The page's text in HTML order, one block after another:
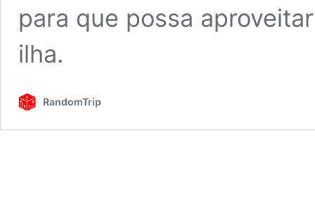
para que possa
ilha.
RandomTrip